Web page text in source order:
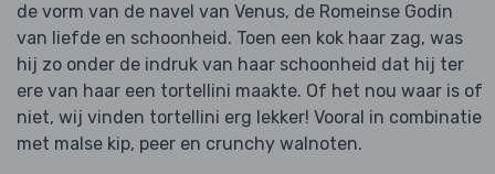
de vorm van de navel van Venus, de Romeinse Godin
van liefde en schoonheid. Toen een kok haar zag, was
hij zo onder de indruk van haar schoonheid dat hij ter
ere van haar een tortellini maakte. Of het nou waar is of
niet, wij vinden tortellini erg lekker! Vooral in combinatie
met malse kip, peer en crunchy walnoten.